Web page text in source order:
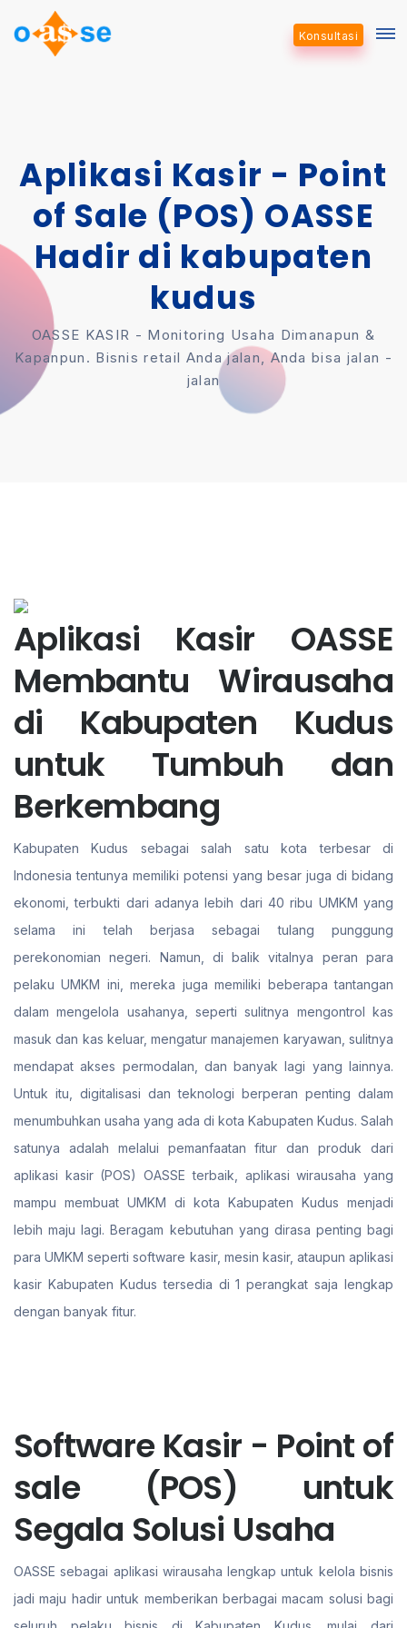
Konsultasi
Aplikasi Kasir - Point
of Sale (POS) OASSE
Hadir di kabupaten
kudus
OASSE KASIR - Monitoring Usaha Dimanapun &
Kapanpun. Bisnis retail Anda jalan, Anda bisa jalan -
jalan
Aplikasi Kasir OASSE
Membantu Wirausaha
di Kabupaten Kudus
untuk Tumbuh dan
Berkembang
Kabupaten Kudus sebagai salah satu kota terbesar di
Indonesia tentunya memiliki potensi yang besar juga di bidang
ekonomi, terbukti dari adanya lebih dari 40 ribu UMKM yang
selama ini telah berjasa sebagai tulang punggung
perekonomian negeri. Namun, di balik vitalnya peran para
pelaku UMKM ini, mereka juga memiliki beberapa tantangan
dalam mengelola usahanya, seperti sulitnya mengontrol kas
masuk dan kas keluar, mengatur manajemen karyawan, sulitnya
mendapat akses permodalan, dan banyak lagi yang lainnya.
Untuk itu, digitalisasi dan teknologi berperan penting dalam
menumbuhkan usaha yang ada di kota Kabupaten Kudus. Salah
satunya adalah melalui pemanfaatan fitur dan produk dari
aplikasi kasir (POS) OASSE terbaik, aplikasi wirausaha yang
mampu membuat UMKM di kota Kabupaten Kudus menjadi
lebih maju lagi. Beragam kebutuhan yang dirasa penting bagi
para UMKM seperti software kasir, mesin kasir, ataupun aplikasi
kasir Kabupaten Kudus tersedia di 1 perangkat saja lengkap
dengan banyak fitur.
Software Kasir - Point of
sale (POS) untuk
Segala Solusi Usaha
OASSE sebagai aplikasi wirausaha lengkap untuk kelola bisnis
jadi maju hadir untuk memberikan berbagai macam solusi bagi